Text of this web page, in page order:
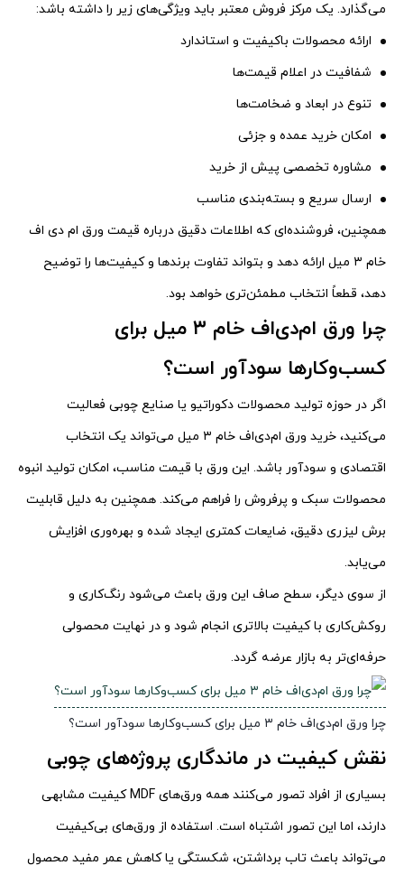
می‌گذارد. یک مرکز فروش معتبر باید ویژگی‌های زیر را داشته باشد:
ارائه محصولات باکیفیت و استاندارد
شفافیت در اعلام قیمت‌ها
تنوع در ابعاد و ضخامت‌ها
امکان خرید عمده و جزئی
مشاوره تخصصی پیش از خرید
ارسال سریع و بسته‌بندی مناسب
همچنین، فروشنده‌ای که اطلاعات دقیق درباره قیمت ورق ام دی اف
خام ۳ میل ارائه دهد و بتواند تفاوت برندها و کیفیت‌ها را توضیح
دهد، قطعاً انتخاب مطمئن‌تری خواهد بود.
چرا ورق ام‌دی‌اف خام ۳ میل برای
کسب‌وکارها سودآور است؟
اگر در حوزه تولید محصولات دکوراتیو یا صنایع چوبی فعالیت
می‌کنید، خرید ورق ام‌دی‌اف خام ۳ میل می‌تواند یک انتخاب
اقتصادی و سودآور باشد. این ورق با قیمت مناسب، امکان تولید انبوه
محصولات سبک و پرفروش را فراهم می‌کند. همچنین به دلیل قابلیت
برش لیزری دقیق، ضایعات کمتری ایجاد شده و بهره‌وری افزایش
می‌یابد.
از سوی دیگر، سطح صاف این ورق باعث می‌شود رنگ‌کاری و
روکش‌کاری با کیفیت بالاتری انجام شود و در نهایت محصولی
حرفه‌ای‌تر به بازار عرضه گردد.
چرا ورق ام‌دی‌اف خام ۳ میل برای کسب‌وکارها سودآور است؟
نقش کیفیت در ماندگاری پروژه‌های چوبی
بسیاری از افراد تصور می‌کنند همه ورق‌های MDF کیفیت مشابهی
دارند، اما این تصور اشتباه است. استفاده از ورق‌های بی‌کیفیت
می‌تواند باعث تاب برداشتن، شکستگی یا کاهش عمر مفید محصول